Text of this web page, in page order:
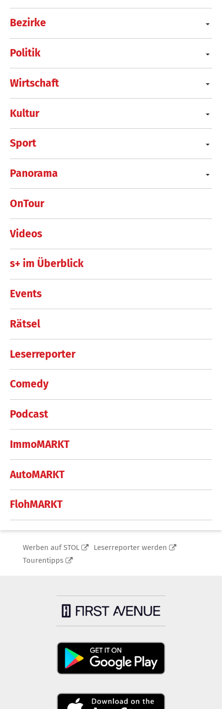
Bezirke
Politik
Wirtschaft
Kultur
Sport
Panorama
OnTour
Videos
s+ im Überblick
Events
Rätsel
Leserreporter
Comedy
Podcast
ImmoMARKT
AutoMARKT
FlohMARKT
Werben auf STOL
Leserreporter werden
Tourentipps